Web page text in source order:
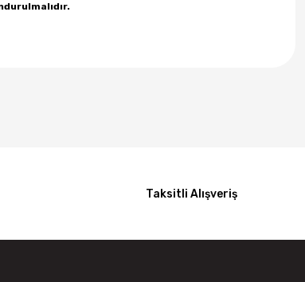
Taksitli Alışveriş